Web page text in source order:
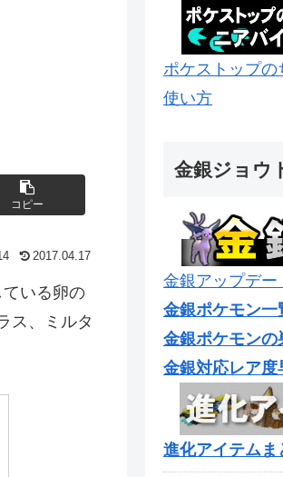
コピー
2017.04.17
いる卵の
ス、ミルタ
ポケストップ
使い方
金銀ジョウ
金銀アップデー
金銀ポケモン一
金銀ポケモンの
金銀対応レア度
進化アイテムま